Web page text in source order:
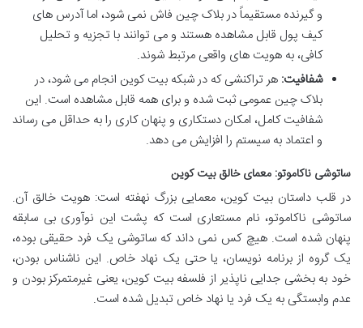
و گیرنده مستقیماً در بلاک چین فاش نمی شود، اما آدرس های
کیف پول قابل مشاهده هستند و می توانند با تجزیه و تحلیل
کافی، به هویت های واقعی مرتبط شوند.
شفافیت: هر تراکنشی که در شبکه بیت کوین انجام می شود، در
بلاک چین عمومی ثبت شده و برای همه قابل مشاهده است. این
شفافیت کامل، امکان دستکاری و پنهان کاری را به حداقل می رساند
و اعتماد به سیستم را افزایش می دهد.
ساتوشی ناکاموتو: معمای خالق بیت کوین
در قلب داستان بیت کوین، معمایی بزرگ نهفته است: هویت خالق آن.
ساتوشی ناکاموتو، نام مستعاری است که پشت این نوآوری بی سابقه
پنهان شده است. هیچ کس نمی داند که ساتوشی یک فرد حقیقی بوده،
یک گروه از برنامه نویسان، یا حتی یک نهاد خاص. این ناشناس بودن،
خود به بخشی جدایی ناپذیر از فلسفه بیت کوین، یعنی غیرمتمرکز بودن و
عدم وابستگی به یک فرد یا نهاد خاص تبدیل شده است.